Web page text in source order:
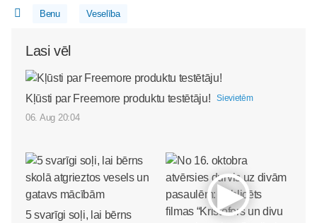
Benu Veselība
Lasi vēl
Kļūsti par Freemore produktu testētāju! Sievietēm
06. Aug 20:04
5 svarīgi soļi, lai bērns